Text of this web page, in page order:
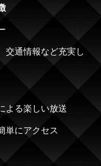
交通情報など充実し
よる楽しい放送
単にアクセス